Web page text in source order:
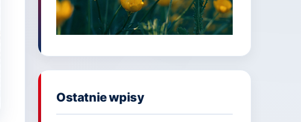
Ostatnie wpisy